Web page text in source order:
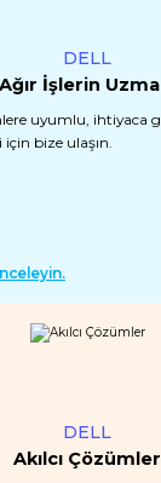
DELL
Ağır İşlerin
uyumlu, ihtiyaca
bize ulaşın.
DELL
Akılcı Çözümler